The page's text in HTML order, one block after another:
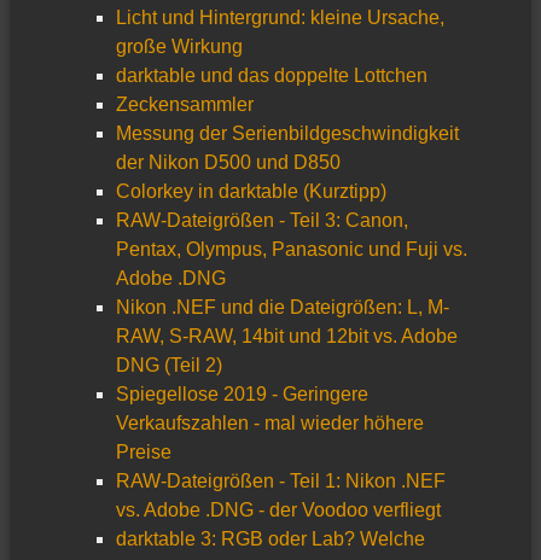
Licht und Hintergrund: kleine Ursache,
große Wirkung
darktable und das doppelte Lottchen
Zeckensammler
Messung der Serienbildgeschwindigkeit
der Nikon D500 und D850
Colorkey in darktable (Kurztipp)
RAW-Dateigrößen - Teil 3: Canon,
Pentax, Olympus, Panasonic und Fuji vs.
Adobe .DNG
Nikon .NEF und die Dateigrößen: L, M-
RAW, S-RAW, 14bit und 12bit vs. Adobe
DNG (Teil 2)
Spiegellose 2019 - Geringere
Verkaufszahlen - mal wieder höhere
Preise
RAW-Dateigrößen - Teil 1: Nikon .NEF
vs. Adobe .DNG - der Voodoo verfliegt
darktable 3: RGB oder Lab? Welche